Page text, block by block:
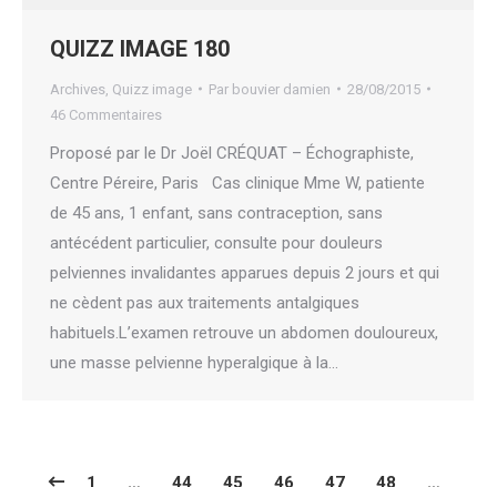
QUIZZ IMAGE 180
Archives Quizz image Par bouvier damien
28/08/2015
46 Commentaires
Proposé par le Dr Joël CRÉQUAT – Échographiste,
Centre Péreire, Paris Cas clinique Mme W, patiente
de 45 ans, 1 enfant, sans contraception, sans
antécédent particulier, consulte pour douleurs
pelviennes invalidantes apparues depuis 2 jours et qui
ne cèdent pas aux traitements antalgiques
habituels.L’examen retrouve un abdomen douloureux,
une masse pelvienne hyperalgique à la…
1 … 44 45 46 47 48 …